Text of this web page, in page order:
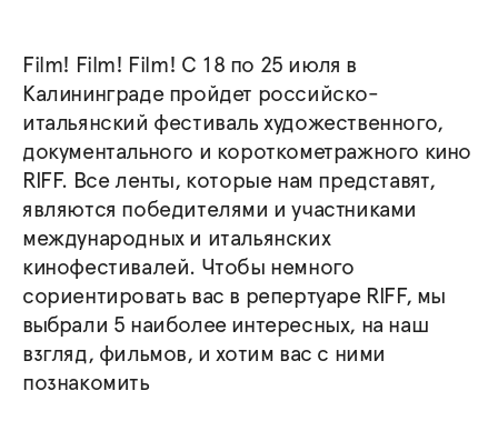
Film! Film! Film! С 18 по 25 июля в
Калининграде пройдет российско-
итальянский фестиваль художественного,
документального и короткометражного кино
RIFF. Все ленты, которые нам представят,
являются победителями и участниками
международных и итальянских
кинофестивалей. Чтобы немного
сориентировать вас в репертуаре RIFF, мы
выбрали 5 наиболее интересных, на наш
взгляд, фильмов, и хотим вас с ними
познакомить